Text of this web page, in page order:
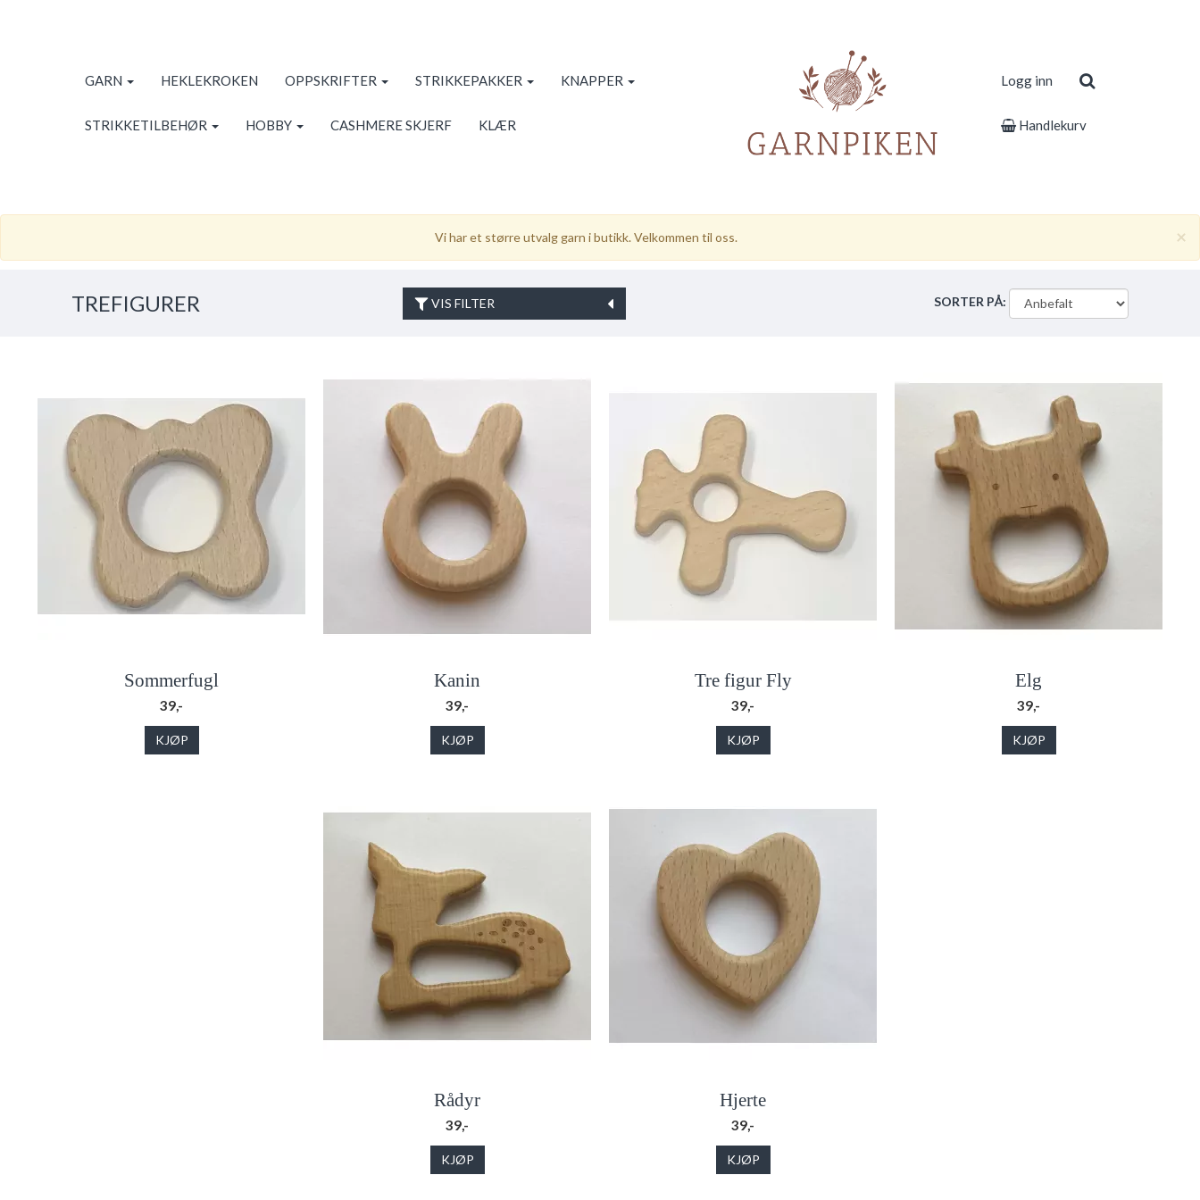
GARN HEKLEKROKEN OPPSKRIFTER STRIKKEPAKKER KNAPPER
STRIKKETILBEHØR HOBBY CASHMERE SKJERF KLÆR
Logg inn
Handlekurv
×
Vi har et større utvalg garn i butikk. Velkommen til oss.
TREFIGURER VIS FILTER SORTER PÅ:
Sommerfugl
39,-
KJØP
Kanin
39,-
KJØP
Tre figur Fly
39,-
KJØP
Elg
39,-
KJØP
Rådyr
39,-
KJØP
Hjerte
39,-
KJØP